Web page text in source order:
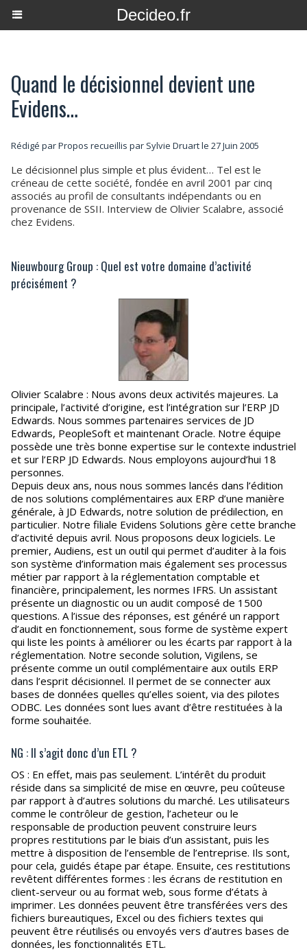
Decideo.fr
Quand le décisionnel devient une
Evidens…
Rédigé par Propos recueillis par Sylvie Druart le 27 Juin 2005
Le décisionnel plus simple et plus évident… Tel est le
créneau de cette société, fondée en avril 2001 par cinq
associés au profil de consultants indépendants ou en
provenance de SSII. Interview de Olivier Scalabre, associé
chez Evidens.
Nieuwbourg Group : Quel est votre domaine d’activité
précisément ?
Olivier Scalabre : Nous avons deux activités majeures. La
principale, l’activité d’origine, est l’intégration sur l’ERP JD
Edwards. Nous sommes partenaires services de JD
Edwards, PeopleSoft et maintenant Oracle. Notre équipe
possède une très bonne expertise sur le contexte industriel
et sur l’ERP JD Edwards. Nous employons aujourd’hui 18
personnes.
Depuis deux ans, nous nous sommes lancés dans l’édition
de nos solutions complémentaires aux ERP d’une manière
générale, à JD Edwards, notre solution de prédilection, en
particulier. Notre filiale Evidens Solutions gère cette branche
d’activité depuis avril. Nous proposons deux logiciels. Le
premier, Audiens, est un outil qui permet d’auditer à la fois
son système d’information mais également ses processus
métier par rapport à la réglementation comptable et
financière, principalement, les normes IFRS. Un assistant
présente un diagnostic ou un audit composé de 1500
questions. A l’issue des réponses, est généré un rapport
d’audit en fonctionnement, sous forme de système expert
qui liste les points à améliorer ou les écarts par rapport à la
réglementation. Notre seconde solution, Vigilens, se
présente comme un outil complémentaire aux outils ERP
dans l’esprit décisionnel. Il permet de se connecter aux
bases de données quelles qu’elles soient, via des pilotes
ODBC. Les données sont lues avant d’être restituées à la
forme souhaitée.
NG : Il s’agit donc d’un ETL ?
OS : En effet, mais pas seulement. L’intérêt du produit
réside dans sa simplicité de mise en œuvre, peu coûteuse
par rapport à d’autres solutions du marché. Les utilisateurs
comme le contrôleur de gestion, l’acheteur ou le
responsable de production peuvent construire leurs
propres restitutions par le biais d’un assistant, puis les
mettre à disposition de l’ensemble de l’entreprise. Ils sont,
pour cela, guidés étape par étape. Ensuite, ces restitutions
revêtent différentes formes : les écrans de restitution en
client-serveur ou au format web, sous forme d’états à
imprimer. Les données peuvent être transférées vers des
fichiers bureautiques, Excel ou des fichiers textes qui
peuvent être réutilisés ou envoyés vers d’autres bases de
données, les fonctionnalités ETL.